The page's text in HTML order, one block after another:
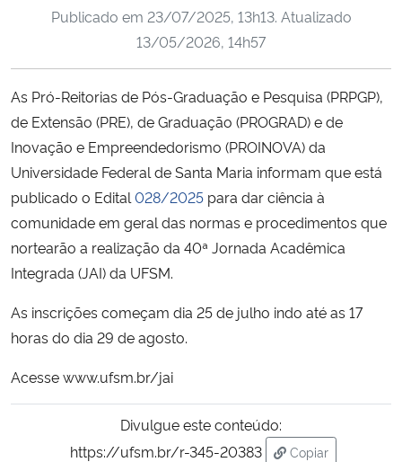
Ministério da Cidadania
Ministério da Ciência, Tecnologia, Inovações e Comunicações
Ministério do Meio Ambiente
Ministério do Turismo
Controladoria-Geral da União
Secretaria-Geral
Publicado em 23/07/2025, 13h13. Atualizado
13/05/2026, 14h57
As Pró-Reitorias de Pós-Graduação e Pesquisa (PRPGP),
de Extensão (PRE), de Graduação (PROGRAD) e de
Inovação e Empreendedorismo (PROINOVA) da
Universidade Federal de Santa Maria informam que está
publicado o Edital 028/2025 para dar ciência à
comunidade em geral das normas e procedimentos que
nortearão a realização da 40ª Jornada Acadêmica
Integrada (JAI) da UFSM.
As inscrições começam dia 25 de julho indo até as 17
horas do dia 29 de agosto.
Acesse www.ufsm.br/jai
Divulgue este conteúdo:
https://ufsm.br/r-345-20383
Copiar